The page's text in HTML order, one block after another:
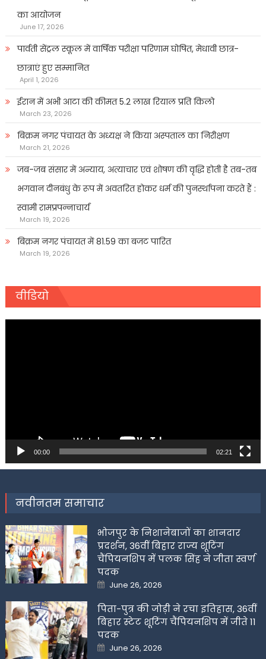
का आयोजन
June 17, 2026
पार्वती सेंट्रल स्कूल में वार्षिक परीक्षा परिणाम घोषित, मेधावी छात्र-
छात्राएं हुए सम्मानित
April 1, 2026
ईरान में अभी आटा की कीमत 5.2 लाख रियाल प्रति किलो
March 23, 2026
बिक्रम नगर पंचायत के अध्यक्ष ने किया अस्पताल का निरीक्षण
March 21, 2026
जब-जब संसार में अन्याय, अत्याचार एवं शोषण की वृद्धि होती है तब-तब
भगवान दीनबंधु के रूप में अवतरित होकर धर्म की पुनर्स्थापना करते हैं :
स्वामी रामप्रपन्नाचार्य
March 19, 2026
बिक्रम नगर पंचायत में 81.59 का बजट पारित
March 19, 2026
वीडियो
00:00 02:21
नवीनतम समाचार
भोजपुर के निशानेबाजों का शानदार
प्रदर्शन, 36वीं बिहार राज्य शूटिंग
चैंपियनशिप में पलक सिंह ने जीता स्वर्ण
पदक
Posted
on
June 26, 2026
पिता-पुत्र की जोड़ी ने रचा इतिहास, 36वीं
बिहार स्टेट शूटिंग चैंपियनशिप में जीते 11
पदक
Posted
on
June 26, 2026